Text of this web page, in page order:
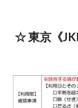
☆ 東京《